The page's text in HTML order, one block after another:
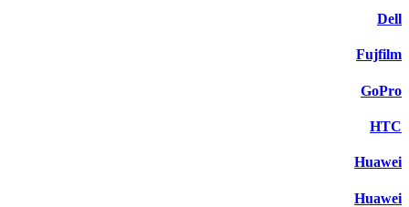
Dell
Fujfilm
GoPro
HTC
Huawei
Huawei